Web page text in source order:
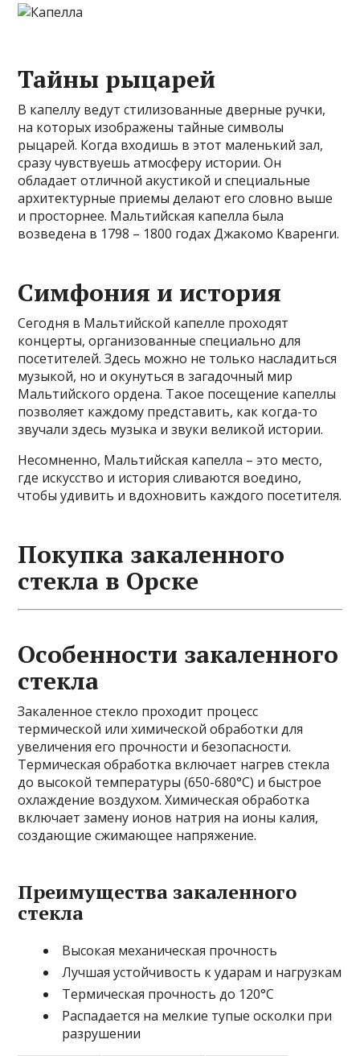
Тайны рыцарей
В капеллу ведут стилизованные дверные ручки,
на которых изображены тайные символы
рыцарей. Когда входишь в этот маленький зал,
сразу чувствуешь атмосферу истории. Он
обладает отличной акустикой и специальные
архитектурные приемы делают его словно выше
и просторнее. Мальтийская капелла была
возведена в 1798 – 1800 годах Джакомо Кваренги.
Симфония и история
Сегодня в Мальтийской капелле проходят
концерты, организованные специально для
посетителей. Здесь можно не только насладиться
музыкой, но и окунуться в загадочный мир
Мальтийского ордена. Такое посещение капеллы
позволяет каждому представить, как когда-то
звучали здесь музыка и звуки великой истории.
Несомненно, Мальтийская капелла – это место,
где искусство и история сливаются воедино,
чтобы удивить и вдохновить каждого посетителя.
Покупка закаленного
стекла в Орске
Особенности закаленного
стекла
Закаленное стекло проходит процесс
термической или химической обработки для
увеличения его прочности и безопасности.
Термическая обработка включает нагрев стекла
до высокой температуры (650-680°C) и быстрое
охлаждение воздухом. Химическая обработка
включает замену ионов натрия на ионы калия,
создающие сжимающее напряжение.
Преимущества закаленного
стекла
Высокая механическая прочность
Лучшая устойчивость к ударам и нагрузкам
Термическая прочность до 120°C
Распадается на мелкие тупые осколки при
разрушении